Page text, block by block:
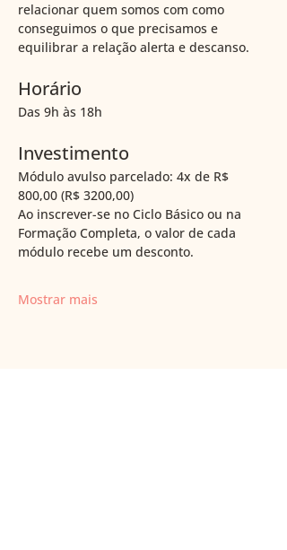
relacionar quem somos com como
conseguimos o que precisamos e
equilibrar a relação alerta e descanso.
Horário
Das 9h às 18h
Investimento
Módulo avulso parcelado: 4x de R$
800,00 (R$ 3200,00)
Ao inscrever-se no Ciclo Básico ou na
Formação Completa, o valor de cada
módulo recebe um desconto.
Mostrar mais